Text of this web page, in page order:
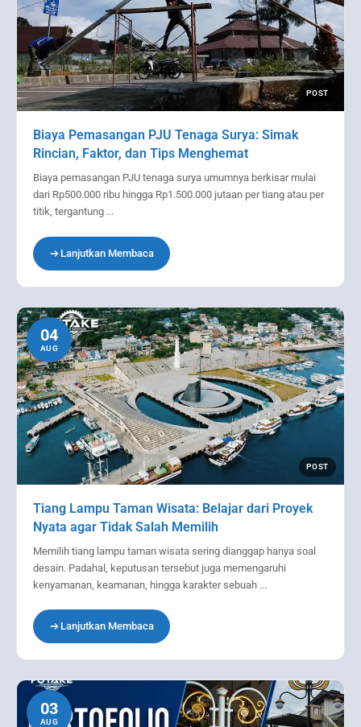
POST
Biaya Pemasangan PJU Tenaga Surya: Simak
Rincian, Faktor, dan Tips Menghemat
Biaya pemasangan PJU tenaga surya umumnya berkisar mulai
dari Rp500.000 ribu hingga Rp1.500.000 jutaan per tiang atau per
titik, tergantung ...
Lanjutkan Membaca
04
AUG
POST
Tiang Lampu Taman Wisata: Belajar dari Proyek
Nyata agar Tidak Salah Memilih
Memilih tiang lampu taman wisata sering dianggap hanya soal
desain. Padahal, keputusan tersebut juga memengaruhi
kenyamanan, keamanan, hingga karakter sebuah ...
Lanjutkan Membaca
03
AUG